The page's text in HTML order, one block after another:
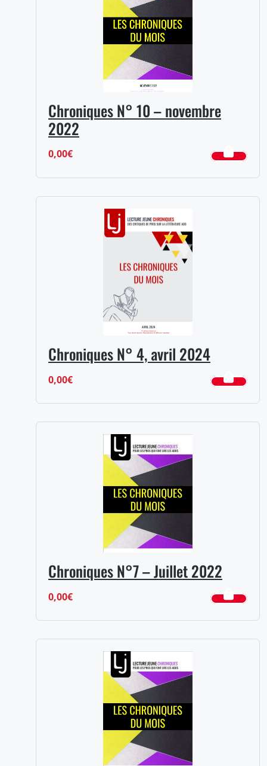
Chroniques N° 10 – novembre
2022
0,00€
Chroniques N° 4, avril 2024
0,00€
Chroniques N°7 – Juillet 2022
0,00€